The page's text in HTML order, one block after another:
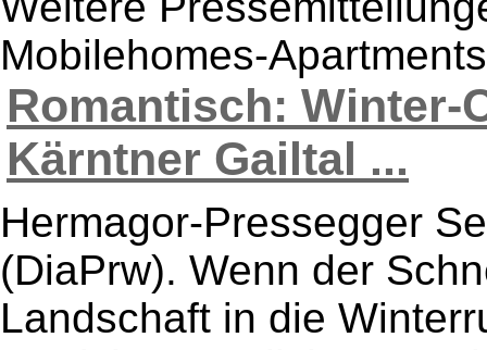
Mobilehomes-Apartments
Romantisch: Winter-
Kärntner Gailtal ...
Hermagor-Pressegger
(DiaPrw). Wenn der
Landschaft in die